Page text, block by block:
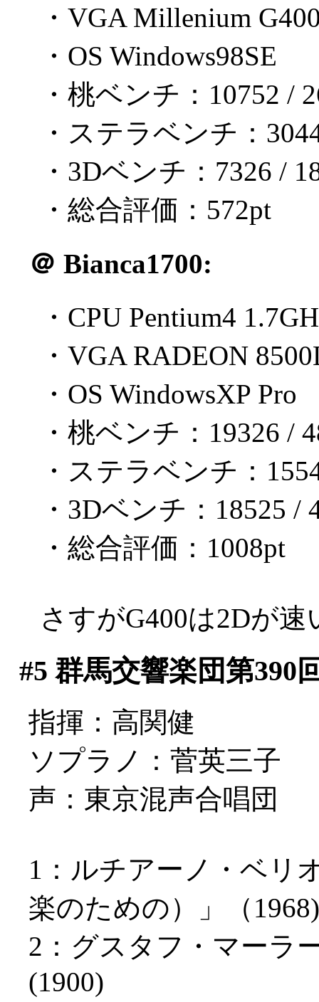
・VGA Millenium
・OS Windows98SE
・桃ベンチ：10752 /
・ステラベンチ：
・3Dベンチ：7326 /
・総合評価：572pt
＠ Bianca1700:
・CPU Pentium4
・VGA RADEON
・OS WindowsXP Pro
・桃ベンチ：19326 /
・ステラベンチ：
・3Dベンチ：18525 /
・総合評価：1008pt
さすがG400は2Dが速
#5 群馬交響楽団第390
指揮：高関健
ソプラノ：菅英三子
声：東京混声合唱団
1：ルチアーノ・ベリ
楽のための）」（1968)
2：グスタフ・マーラ
(1900)